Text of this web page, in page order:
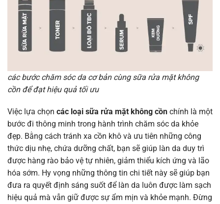
các bước chăm sóc da cơ bản cùng sữa rửa mặt không
cồn để đạt hiệu quả tối ưu
Việc lựa chọn các loại sữa rửa mặt không cồn chính là một
bước đi thông minh trong hành trình chăm sóc da khỏe
đẹp. Bằng cách tránh xa cồn khô và ưu tiên những công
thức dịu nhẹ, chứa dưỡng chất, bạn sẽ giúp làn da duy trì
được hàng rào bảo vệ tự nhiên, giảm thiểu kích ứng và lão
hóa sớm. Hy vọng những thông tin chi tiết này sẽ giúp bạn
đưa ra quyết định sáng suốt để làn da luôn được làm sạch
hiệu quả mà vẫn giữ được sự ẩm mịn và khỏe mạnh. Đừng